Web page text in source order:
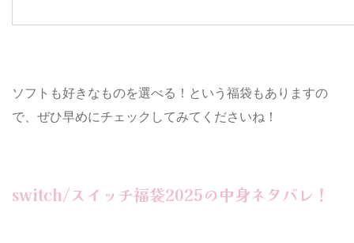
ソフトも好きなものを選べる！という福袋もありますの
で、ぜひ早めにチェックしてみてくださいね！
switch/スイッチ福袋2025の中身ネタバレ！